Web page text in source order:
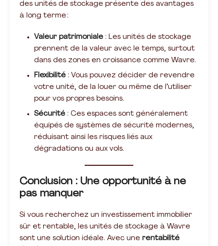
des unités de stockage présente des avantages
à long terme :
Valeur patrimoniale : Les unités de stockage
prennent de la valeur avec le temps, surtout
dans des zones en croissance comme Wavre.
Flexibilité : Vous pouvez décider de revendre
votre unité, de la louer ou même de l’utiliser
pour vos propres besoins.
Sécurité : Ces espaces sont généralement
équipés de systèmes de sécurité modernes,
réduisant ainsi les risques liés aux
dégradations ou aux vols.
Conclusion : Une opportunité à ne
pas manquer
Si vous recherchez un investissement immobilier
sûr et rentable, les unités de stockage à Wavre
sont une solution idéale. Avec une rentabilité